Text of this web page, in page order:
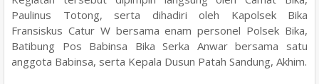
Paulinus Totong, serta dihadiri oleh Kapolsek Bika
Fransiskus Catur W bersama enam personel Polsek Bika,
Batibung Pos Babinsa Bika Serka Anwar bersama satu
anggota Babinsa, serta Kepala Dusun Patah Sandung, Akhim.